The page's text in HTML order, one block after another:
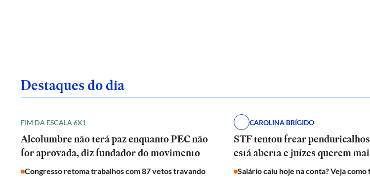
Destaques do dia
FIM DA ESCALA 6X1
Alcolumbre não terá paz enquanto PEC não
for aprovada, diz fundador do movimento
Congresso retoma trabalhos com 87 vetos travando
CAROLINA BRÍGIDO
STF tentou frear
está aberta e juízes querem
Salário caiu hoje na conta? Veja como